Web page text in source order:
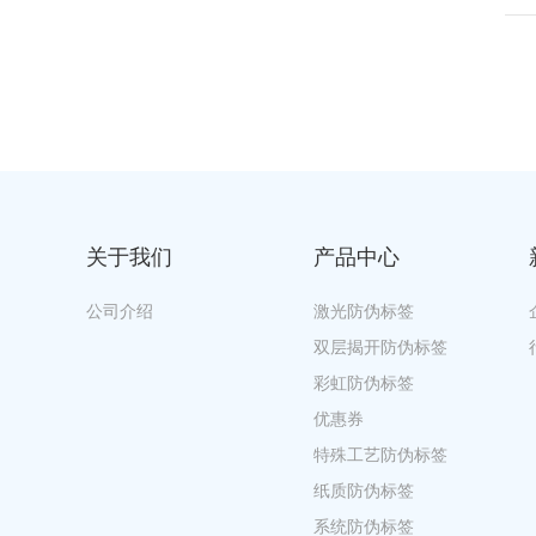
关于我们
公司介绍
产品中心
激光防伪标签
双层揭开防伪标签
彩虹防伪标签
优惠券
特殊工艺防伪标签
纸质防伪标签
系统防伪标签